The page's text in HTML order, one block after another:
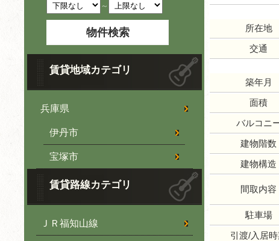
～
賃貸地域カテゴリ
兵庫県
伊丹市
宝塚市
賃貸路線カテゴリ
ＪＲ福知山線
所在地
交通
築年月
面積
バルコニ
建物階数
建物構造
間取内容
駐車場
引渡/入居